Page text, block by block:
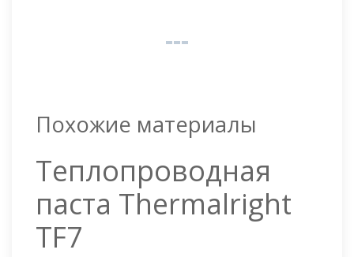
Похожие материалы
Теплопроводная
паста Thermalright
TF7